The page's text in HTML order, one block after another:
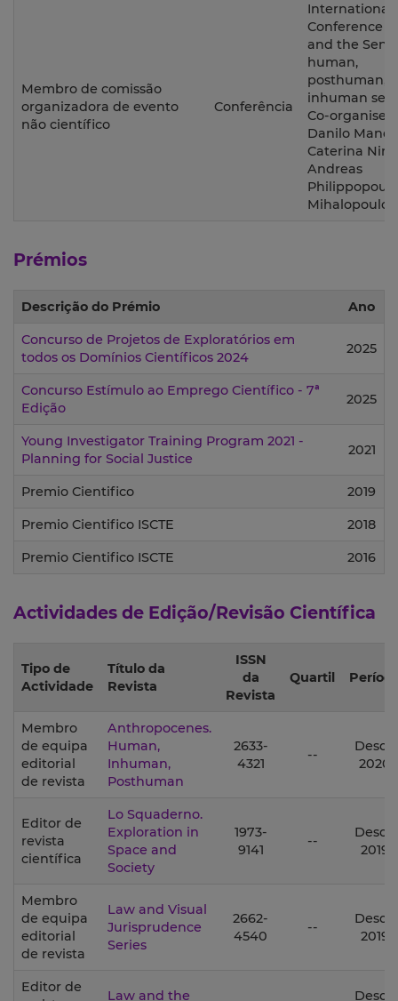
Membro de comissão
organizadora de evento
não científico
Conferência
International
Conference
and the
human,
posthuman,
inhuman
Co-
Danilo
Caterina
Andreas
Mihalopoulos
Prémios
Descrição do Prémio Ano
Concurso de Projetos de Exploratórios em
todos os Domínios Científicos 2024
2025
Concurso Estímulo ao Emprego Científico - 7ª
Edição
2025
Young Investigator Training Program 2021 -
Planning for Social Justice
2021
Premio Cientifico 2019
Premio Cientifico ISCTE 2018
Premio Cientifico ISCTE 2016
Actividades de Edição/Revisão Científica
Tipo de
Actividade
Título da
Revista
ISSN
da
Revista
Quartil
Membro
de equipa
editorial
de revista
Anthropocenes.
Human,
Inhuman,
Posthuman
2633-
4321
--
Desde
2020
Editor de
revista
científica
Lo Squaderno.
Exploration in
Space and
Society
1973-
9141
--
Desde
2019
Membro
de equipa
editorial
de revista
Law and Visual
Jurisprudence
Series
2662-
4540
--
Desde
2019
Editor de
Law and the Desde